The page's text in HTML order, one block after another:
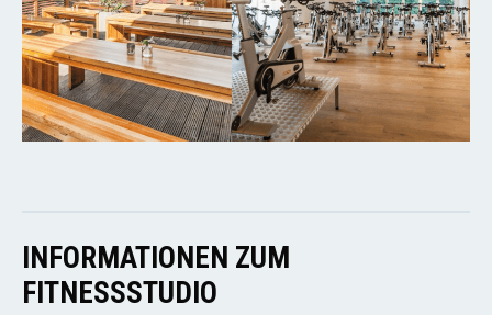
INFORMATIONEN ZUM
FITNESSSTUDIO